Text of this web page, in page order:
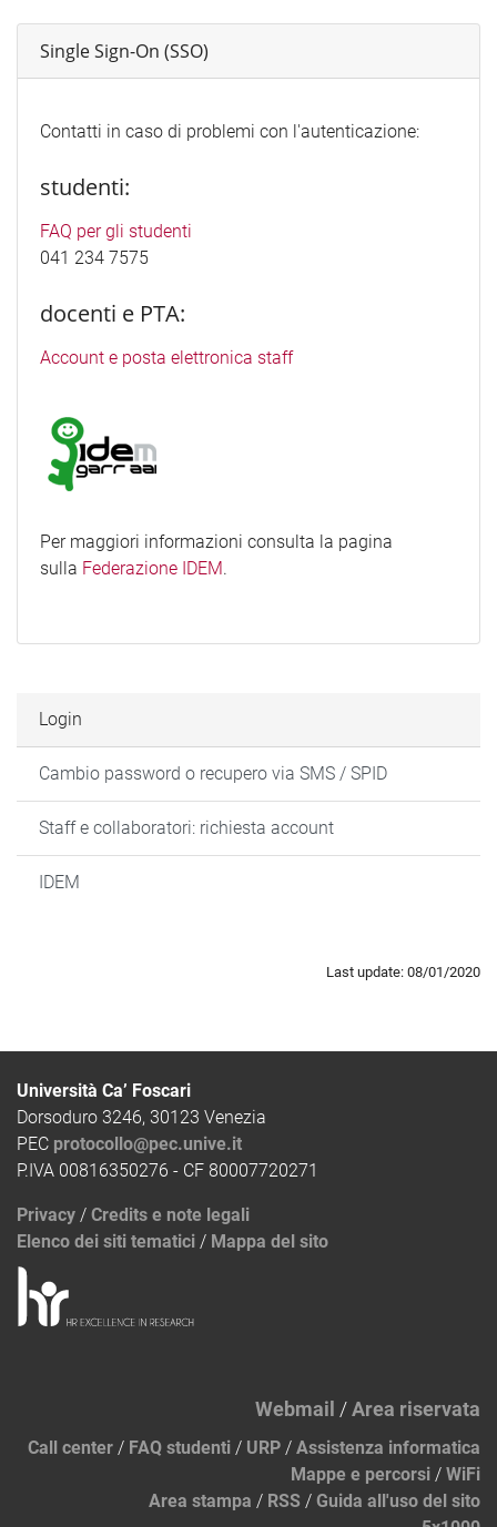
Single Sign-On (SSO)
Contatti in caso di problemi con l'autenticazione:
studenti:
FAQ per gli studenti
041 234 7575
docenti e PTA:
Account e posta elettronica staff
Per maggiori informazioni consulta la pagina
sulla Federazione IDEM.
Login
Cambio password o recupero via SMS / SPID
Staff e collaboratori: richiesta account
IDEM
Last update: 08/01/2020
Università Ca’ Foscari
Dorsoduro 3246, 30123 Venezia
PEC protocollo@pec.unive.it
P.IVA 00816350276 - CF 80007720271
Privacy / Credits e note legali
Elenco dei siti tematici / Mappa del sito
Webmail /Area riservata
Call center / FAQ studenti / URP / Assistenza informatica
Mappe e percorsi / WiFi
Area stampa / RSS / Guida all'uso del sito